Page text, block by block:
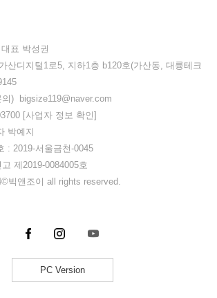
대표 박성권
산디지털1로5, 지하1층 b120호(가산동, 대륭테크
) bigsize119@naver.com
[사업자 정보 확인]
박예지
: 2019-서울금천-0045
제2019-0084005호
빅앤조이 all rights reserved.
PC Version